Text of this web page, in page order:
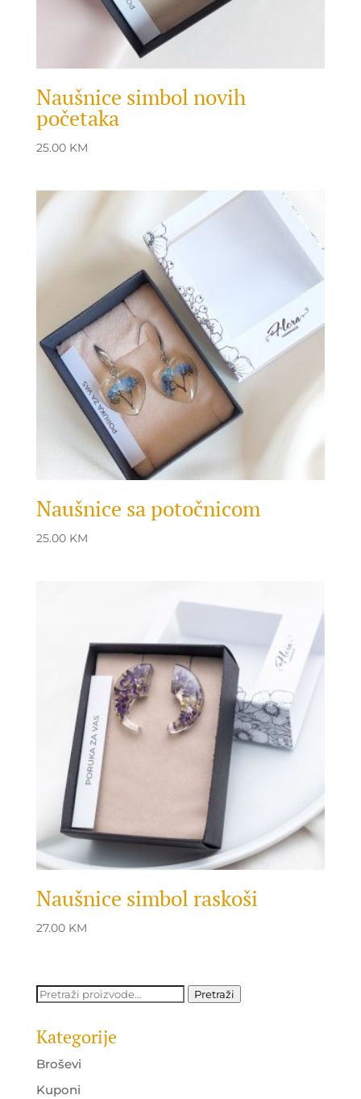
Naušnice simbol novih
početaka
25.00 KM
Naušnice sa potočnicom
25.00 KM
Naušnice simbol raskoši
27.00 KM
Pretraži: Pretraži
Kategorije
Broševi
Kuponi